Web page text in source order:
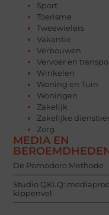
Sport
Toerisme
Tweewielers
Vakantie
Verbouwen
Vervoer en
Winkelen
Woning en Tuin
Woningen
Zakelijk
Zakelijke
Zorg
MEDIA EN
De Pomodoro Methode
Studio QKLQ:
kippenvel